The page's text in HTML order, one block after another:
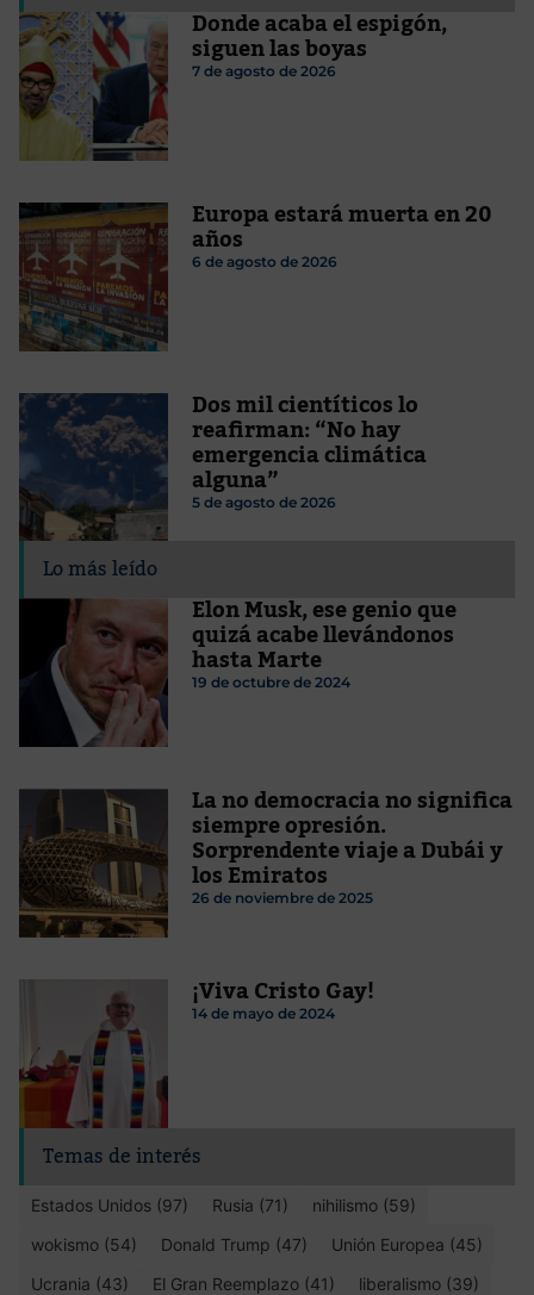
Donde acaba el espigón,
siguen las boyas
7 de agosto de 2026
Europa estará muerta en 20
años
6 de agosto de 2026
Dos mil cientíticos lo
reafirman: “No hay
emergencia climática
alguna”
5 de agosto de 2026
Lo más leído
Elon Musk, ese genio que
quizá acabe llevándonos
hasta Marte
19 de octubre de 2024
La no democracia no significa
siempre opresión.
Sorprendente viaje a Dubái y
los Emiratos
26 de noviembre de 2025
¡Viva Cristo Gay!
14 de mayo de 2024
Temas de interés
Estados Unidos (97) Rusia (71)
nihilismo (59)
wokismo (54)
Donald Trump (47)
Unión Europea (45)
Ucrania (43)
El Gran Reemplazo (41)
liberalismo (39)